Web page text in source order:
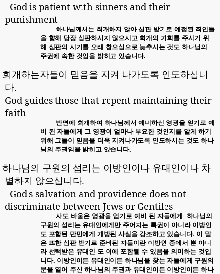
God is patient with sinners and their
punishment
하나님께서는 회개하지 않아 심판 받기로 예정된 죄인들
을 향해 당장 심판하시지 않으시고 회개의 기회를 주시기 위
해 심판의 시기를 오래 참으심으로 늦추시는 것도 하나님의
주권에 속한 것임을 밝히고 있습니다.
회 개하는자들이 믿음을 지켜 나가도록 인도하십니
다.
God guides those that repent maintaining their
faith
반면에 회개하여 하나님께서 예비하신 영광을 얻기로 예
비
된 자들에게 그 영광이 얼마나 부요한 것인지를 알게 하기
위해 그들이 믿음을 더욱 지켜나가도록 인도하시는 것도 하나
님의 주권임을 밝히고 있습니다.
하나님의 구원의 섭리는 이방인이나 유대인이나 차
별하지 않으십니다.
God’s salvation and providence does not
discriminate between Jews or Gentiles
사도 바울은 영광을 얻기로 예비 된 자들에게
하나님의
구원의 섭리는 유대인에게만 주어지는 특권이 아니라 이방인
도 포함된 만민에게 개방된 사실을 강조하고 있습니다. 이
말
은 또한 심판 받기로 준비된 자들이란 이방인 중에서 뿐 아니
라 선택받은 유대인 도 이에 포함될 수 있음을 의미하는 것입
니다. 이방인이든 유대인이든 하나님을 찾는 자들에게 구원의
문을 열어 주신 하나님의 주권과 유대인이든 이방인이든 하나